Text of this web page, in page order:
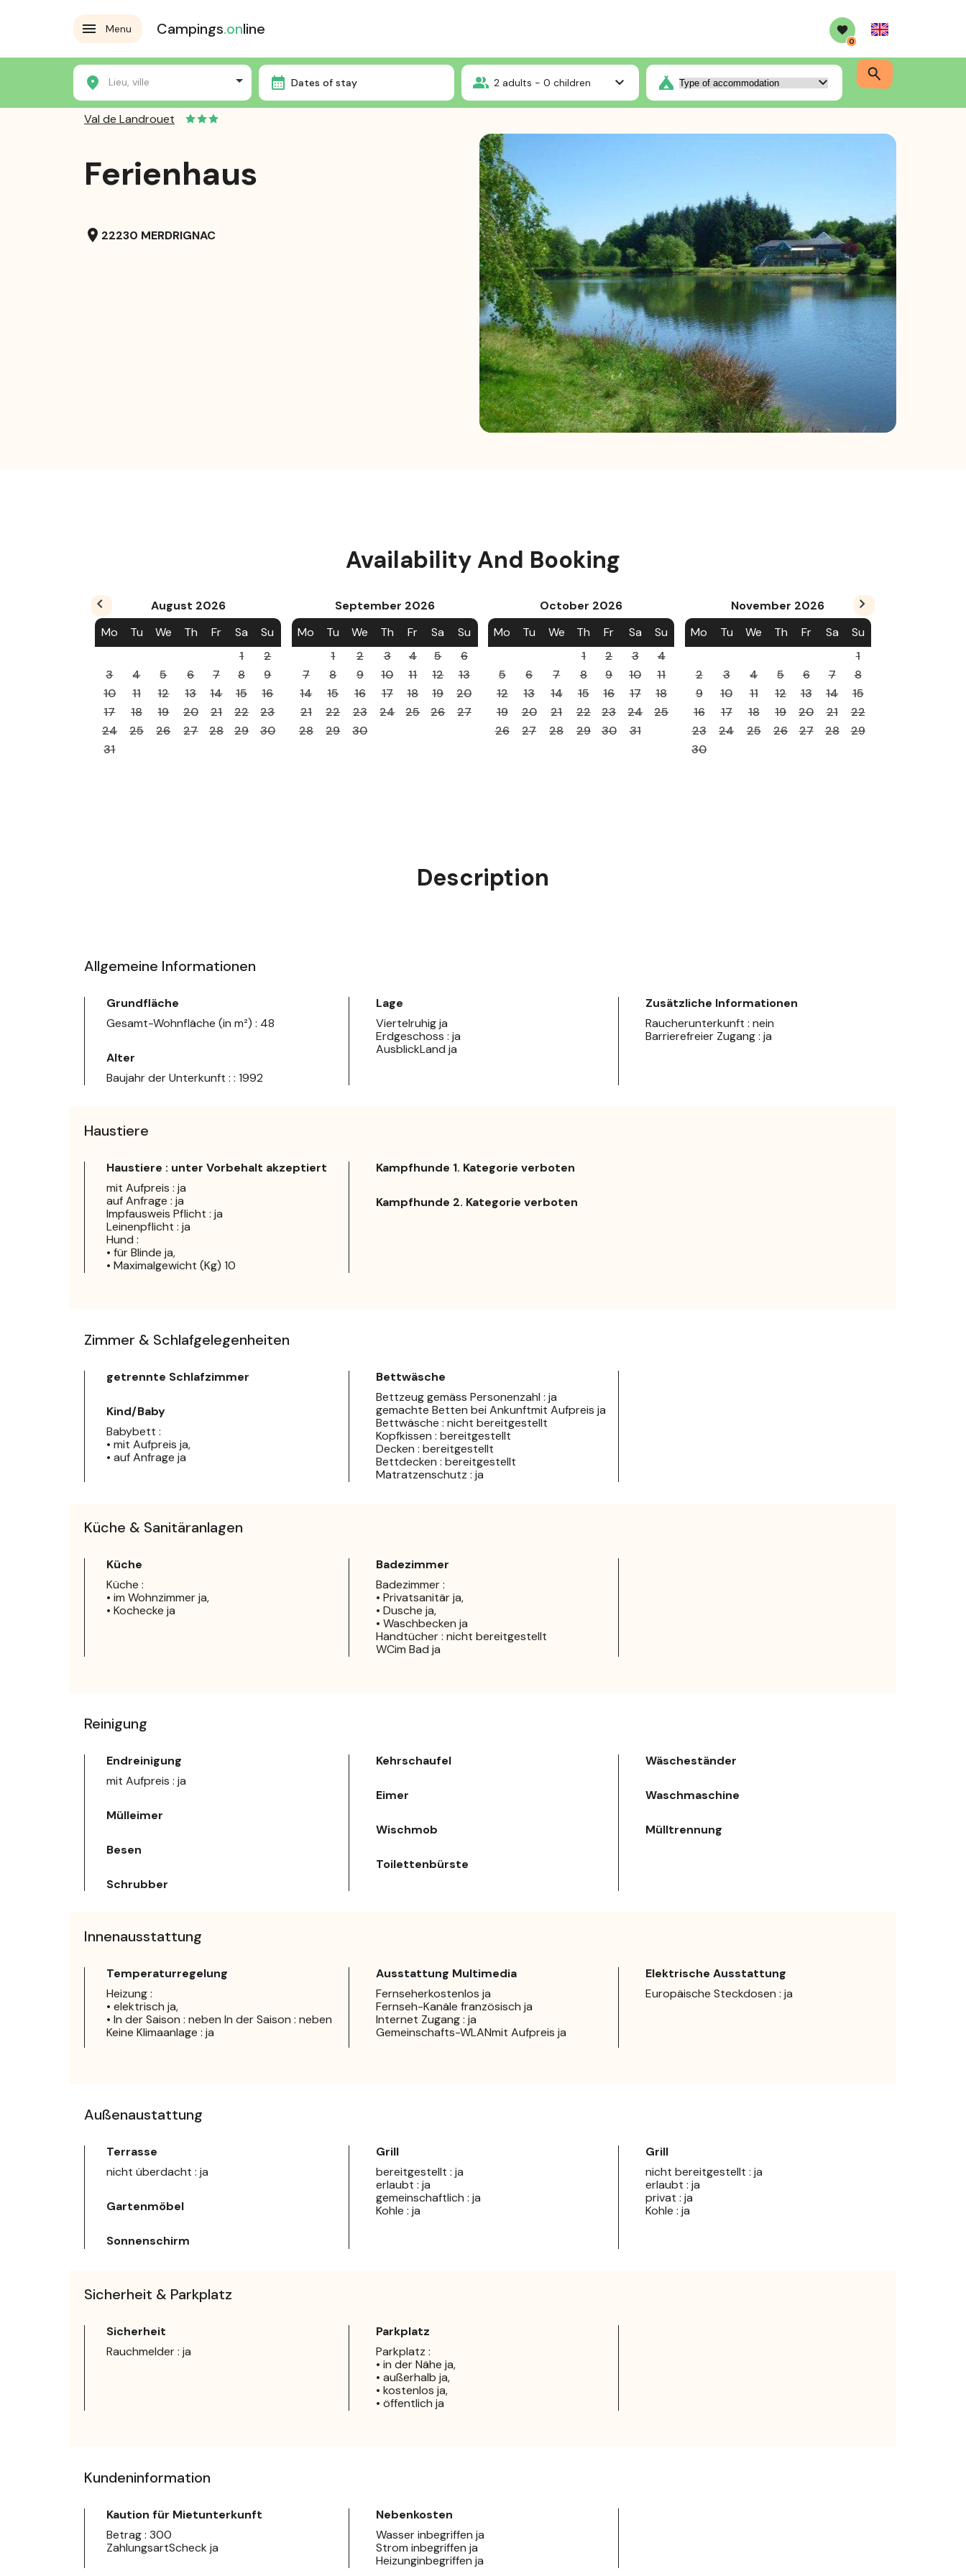
Menu Campings.online
0
English
Lieu, ville Dates of stay 2adults - 0 children
Home Die Campingplätze Val de Landrouet Ferienhaus
Val de Landrouet
Ferienhaus
location_on 22230 MERDRIGNAC
Availability And Booking
August 2026
Mo
Tu We Th Fr Sa
Su
1
2
3
4 5 6 7 8
9
10
11 12 13 14 15
16
17
18 19 20 21 22
23
24
25 26 27 28 29
30
31
September 2026
Mo
Tu We Th Fr Sa
Su
1
2 3 4 5
6
7
8 9 10 11 12
13
14
15 16 17 18 19
20
21
22 23 24 25 26
27
28
29 30
October 2026
Mo
Tu We Th Fr Sa
Su
1
2 3
4
5
6 7 8 9 10
11
12
13 14 15 16 17
18
19
20 21 22 23 24
25
26
27 28 29 30 31
November 2026
Mo
Tu We Th Fr Sa
Su
1
2
3 4 5 6 7
8
9
10 11 12 13 14
15
16
17 18 19 20 21
22
23
24 25 26 27 28
29
30
Description
Allgemeine Informationen
Grundfläche
Gesamt-Wohnfläche (in m²) : 48
Alter
Baujahr der Unterkunft : : 1992
Lage
Viertelruhig ja
Erdgeschoss : ja
AusblickLand ja
Zusätzliche Informationen
Raucherunterkunft : nein
Barrierefreier Zugang : ja
Haustiere
Haustiere : unter Vorbehalt akzeptiert
mit Aufpreis : ja
auf Anfrage : ja
Impfausweis Pflicht : ja
Leinenpflicht : ja
Hund :
• für Blinde ja,
• Maximalgewicht (Kg) 10
Kampfhunde 1. Kategorie verboten
Kampfhunde 2. Kategorie verboten
Zimmer & Schlafgelegenheiten
getrennte Schlafzimmer
Kind/Baby
Babybett :
• mit Aufpreis ja,
• auf Anfrage ja
Bettwäsche
Bettzeug gemäss Personenzahl : ja
gemachte Betten bei Ankunftmit Aufpreis ja
Bettwäsche : nicht bereitgestellt
Kopfkissen : bereitgestellt
Decken : bereitgestellt
Bettdecken : bereitgestellt
Matratzenschutz : ja
Küche & Sanitäranlagen
Küche
Küche :
• im Wohnzimmer ja,
• Kochecke ja
Badezimmer
Badezimmer :
• Privatsanitär ja,
• Dusche ja,
• Waschbecken ja
Handtücher : nicht bereitgestellt
WCim Bad ja
Reinigung
Endreinigung
mit Aufpreis : ja
Mülleimer
Besen
Schrubber
Kehrschaufel
Eimer
Wischmob
Toilettenbürste
Wäscheständer
Waschmaschine
Mülltrennung
Innenausstattung
Temperaturregelung
Heizung :
• elektrisch ja,
• In der Saison : neben In der Saison : neben
Keine Klimaanlage : ja
Ausstattung Multimedia
Fernseherkostenlos ja
Fernseh-Kanäle französisch ja
Internet Zugang : ja
Gemeinschafts-WLANmit Aufpreis ja
Elektrische Ausstattung
Europäische Steckdosen : ja
Außenaustattung
Terrasse
nicht überdacht : ja
Gartenmöbel
Sonnenschirm
Grill
bereitgestellt : ja
erlaubt : ja
gemeinschaftlich : ja
Kohle : ja
Grill
nicht bereitgestellt : ja
erlaubt : ja
privat : ja
Kohle : ja
Sicherheit & Parkplatz
Sicherheit
Rauchmelder : ja
Parkplatz
Parkplatz :
• in der Nähe ja,
• außerhalb ja,
• kostenlos ja,
• öffentlich ja
Kundeninformation
Kaution für Mietunterkunft
Betrag : 300
ZahlungsartScheck ja
Nebenkosten
Wasser inbegriffen ja
Strom inbegriffen ja
Heizunginbegriffen ja